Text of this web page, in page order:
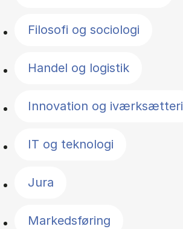
Filosofi og sociologi
Handel og logistik
Innovation og iværksætteri
IT og teknologi
Jura
Markedsføring